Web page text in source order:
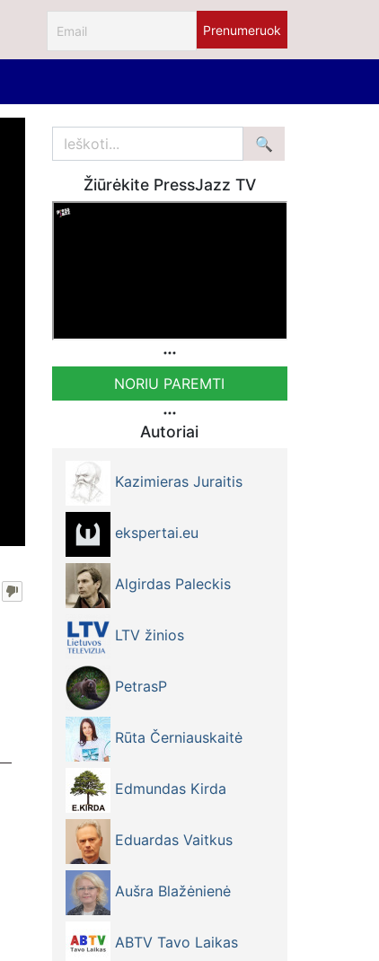
Žiūrėkite PressJazz TV
NORIU PAREMTI
Autoriai
Kazimieras Juraitis
ekspertai.eu
Algirdas Paleckis
LTV žinios
PetrasP
Rūta Černiauskaitė
Edmundas Kirda
Eduardas Vaitkus
Aušra Blažėnienė
ABTV Tavo Laikas